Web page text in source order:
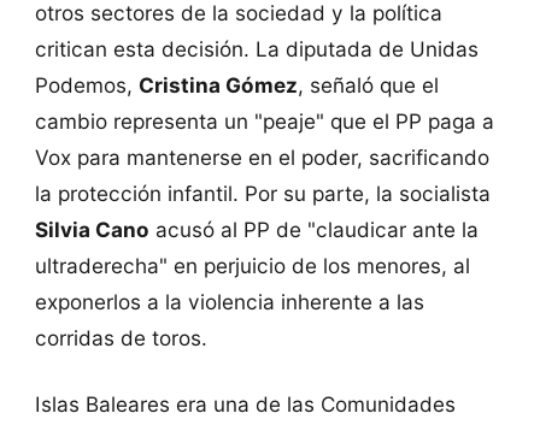
otros sectores de la sociedad y la política
critican esta decisión. La diputada de Unidas
Podemos, Cristina Gómez, señaló que el
cambio representa un "peaje" que el PP paga a
Vox para mantenerse en el poder, sacrificando
la protección infantil. Por su parte, la socialista
Silvia Cano acusó al PP de "claudicar ante la
ultraderecha" en perjuicio de los menores, al
exponerlos a la violencia inherente a las
corridas de toros.
Islas Baleares era una de las Comunidades